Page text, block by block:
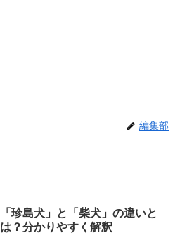
編集部
「珍島犬」と「柴犬」の違いと
は？分かりやすく解釈